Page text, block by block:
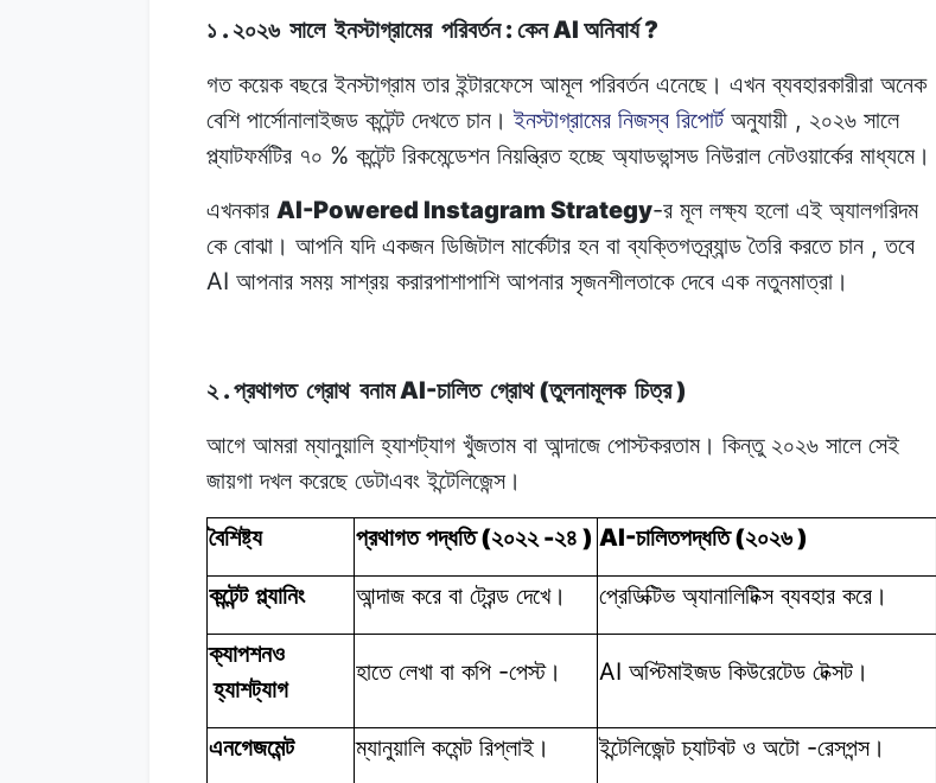
১ . ২০২৬ সালে ইনস্টাগ্রামের পরিবর্তন: কেনAI অনিবার্য?
গত কয়েক বছরে ইনস্টাগ্রাম তার ইন্টারফেসে আমূল পরিবর্তন এনেছে। এখন ব্যবহারকারীরা অনেক
বেশি পার্সোনালাইজড কন্টেন্ট দেখতে চান। ইনস্টাগ্রামের নিজস্ব রিপোর্ট অনুযায়ী , ২০২৬ সালে
প্ল্যাটফর্মটির ৭০ % কন্টেন্ট রিকমেন্ডেশন নিয়ন্ত্রিত হচ্ছে অ্যাডভান্সড নিউরাল নেটওয়ার্কের মাধ্যমে।
এখনকার AI-Powered Instagram Strategy-র মূল লক্ষ্য হলো এই অ্যালগরিদম
কে বোঝা। আপনি যদি একজন ডিজিটাল মার্কেটার হন বা ব্যক্তিগতব্র্যান্ড তৈরি করতে চান ,তবে
AI আপনার সময় সাশ্রয় করারপাশাপাশি আপনার সৃজনশীলতাকে দেবে এক নতুনমাত্রা।
২.প্রথাগত গ্রোথ বনামAI-চালিত গ্রোথ(তুলনামূলক চিত্র)
আগে আমরা ম্যানুয়ালি হ্যাশট্যাগ খুঁজতাম বা আন্দাজে পোস্টকরতাম। কিন্তু ২০২৬ সালে সেই
জায়গা দখল করেছে ডেটাএবং ইন্টেলিজেন্স।
বৈশিষ্ট্য প্রথাগত পদ্ধতি(২০২২-২৪ ) AI-চালিতপদ্ধতি(২০২৬)
কন্টেন্ট প্ল্যানিং আন্দাজ করে বা ট্রেন্ড দেখে। প্রেডিক্টিভ অ্যানালিটিক্স ব্যবহার করে।
ক্যাপশনও
হ্যাশট্যাগ
হাতে লেখা বা কপি -পেস্ট। AI অপ্টিমাইজড কিউরেটেড টেক্সট।
এনগেজমেন্ট ম্যানুয়ালি কমেন্ট রিপ্লাই। ইন্টেলিজেন্ট চ্যাটবট ও অটো -রেসপন্স।